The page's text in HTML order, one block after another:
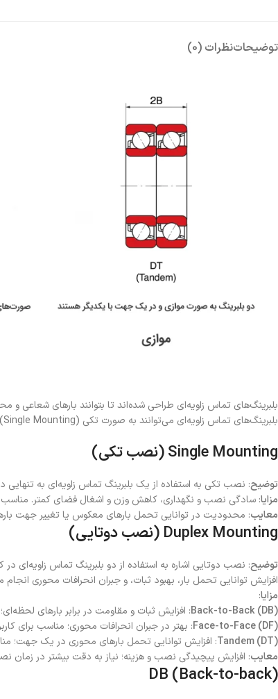
توضیحاتنظرات (0)
بلبرینگ‌های تماس زاویه‌ای طراحی شده‌اند تا بتوانند بارهای
بلبرینگ‌های تماس زاویه‌ای می‌توانند به صورت تکی (Single Mounting) یا به صورت جفتی (Duplex Mounting) نصب شوند، که هر دوی این روش‌ها کاربردها و مزایای خاص خود را دارند.
Single Mounting (نصب تکی)
توضیح: نصب تکی به استفاده از یک بلبرینگ تماس زاویه‌ای به
مزایا: سادگی نصب و نگهداری، کاهش وزن و اشغال فضای کمتر. مناسب
معایب: محدودیت در توانایی تحمل بارهای معکوس یا تغییر جهت
Duplex Mounting (نصب دوتایی)
توضیح
افزایش توانایی تحمل بار، بهبود ثبات، و جبران انحرافات محوری
مزایا:
Back-to-Back (DB): افزایش ثبات و مقاومت در برابر بارهای
Face-to-Face (DF): بهتر در جبران انحرافات محوری؛ مناسب برای
Tandem (DT): افزایش توانایی تحمل بارهای محوری در یک جهت؛
معایب: افزایش پیچیدگی نصب و هزینه؛ نیاز به دقت بیشتر در
DB (Back-to-back)